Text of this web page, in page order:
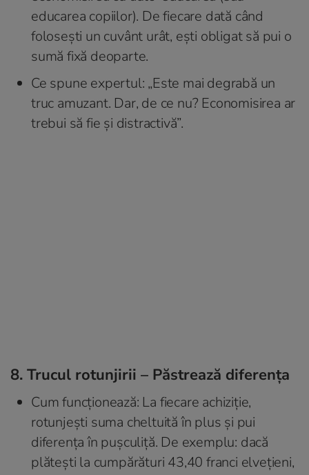
educarea copiilor). De fiecare dată când
folosești un cuvânt urât, ești obligat să pui o
sumă fixă deoparte.
Ce spune expertul: „Este mai degrabă un
truc amuzant. Dar, de ce nu? Economisirea ar
trebui să fie și distractivă”.
8. Trucul rotunjirii – Păstrează diferența
Cum funcționează: La fiecare achiziție,
rotunjești suma cheltuită în plus și pui
diferența în pușculiță. De exemplu: dacă
plătești la cumpărături 43,40 franci elvețieni,